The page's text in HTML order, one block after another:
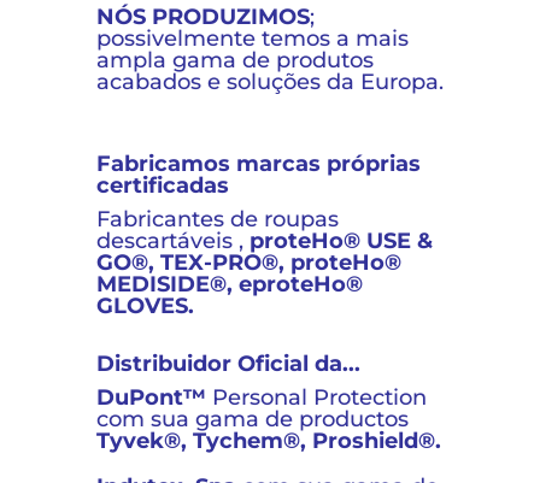
NÓS PRODUZIMOS;
possivelmente temos a mais
ampla gama de produtos
acabados e soluções da Europa.
Fabricamos marcas próprias
certificadas
Fabricantes de roupas
descartáveis , proteHo® USE &
GO®, TEX-PRO®, proteHo®
MEDISIDE®, eproteHo®
GLOVES.
Distribuidor Oficial da...
DuPont™ Personal Protection
com sua gama de productos
Tyvek®, Tychem®, Proshield®.